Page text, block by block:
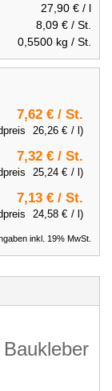
7,62 € / St.
26,26 € / l)
7,32 € / St.
25,24 € / l)
7,13 € / St.
24,58 € / l)
inkl. 19% MwSt.
27,90 €/ l
8,09 €/ St.
0,5500 kg / St.